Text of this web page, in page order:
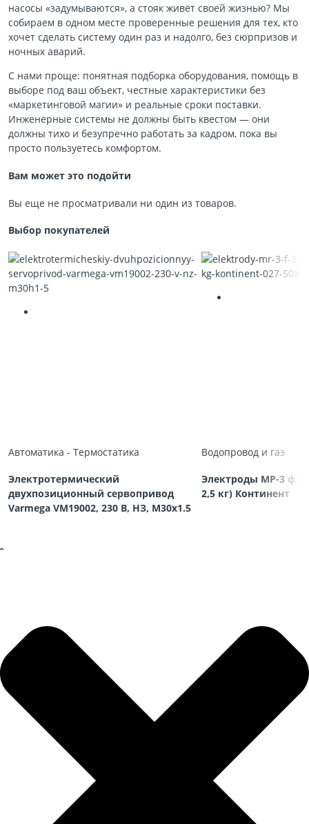
насосы «задумываются», а стояк живёт своей жизнью? Мы
собираем в одном месте проверенные решения для тех, кто
хочет сделать систему один раз и надолго, без сюрпризов и
ночных аварий.
С нами проще: понятная подборка оборудования, помощь в
выборе под ваш объект, честные характеристики без
«маркетинговой магии» и реальные сроки поставки.
Инженерные системы не должны быть квестом — они
должны тихо и безупречно работать за кадром, пока вы
просто пользуетесь комфортом.
Вам может это подойти
Вы еще не просматривали ни один из товаров.
Выбор покупателей
Автоматика - Термостатика
Электротермический
двухпозиционный сервопривод
Varmega VM19002, 230 В, НЗ, M30х1.5
Водопровод и газ
Электроды МР-3 ф
2,5 кг) Континент